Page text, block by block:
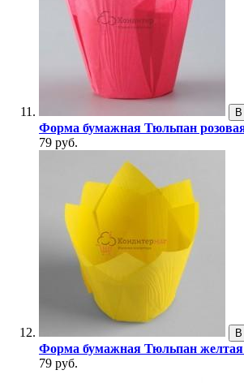
В
Форма бумажная Тюльпан
79 руб.
В
Форма бумажная Тюльпан желтая
79 руб.